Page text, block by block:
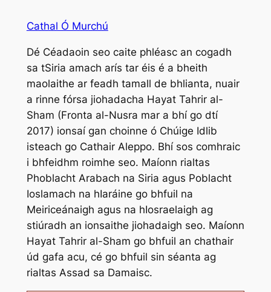
Cathal Ó Murchú
Dé Céadaoin seo caite phléasc an cogadh
sa tSiria amach arís tar éis é a bheith
maolaithe ar feadh tamall de bhlianta, nuair
a rinne fórsa jiohadacha Hayat Tahrir al-
Sham (Fronta al-Nusra mar a bhí go dtí
2017) ionsaí gan choinne ó Chúige Idlib
isteach go Cathair Aleppo. Bhí sos comhraic
i bhfeidhm roimhe seo. Maíonn rialtas
Phoblacht Arabach na Siria agus Poblacht
Ioslamach na hIaráine go bhfuil na
Meiriceánaigh agus na hIosraelaigh ag
stiúradh an ionsaithe jiohadaigh seo. Maíonn
Hayat Tahrir al-Sham go bhfuil an chathair
úd gafa acu, cé go bhfuil sin séanta ag
rialtas Assad sa Damaisc.